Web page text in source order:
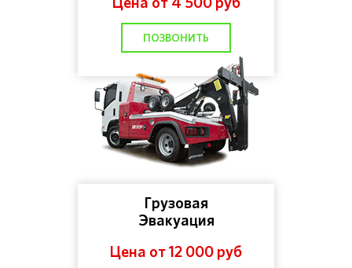
ПОЗВОНИТЬ
Грузовая
Эвакуация
Цена от 12 000 руб